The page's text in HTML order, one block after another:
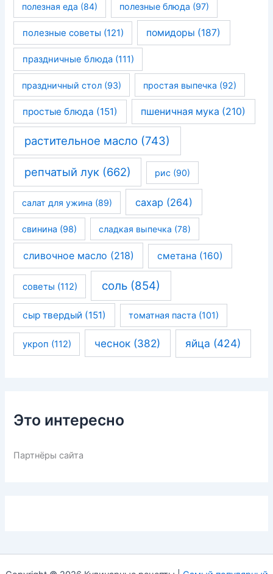
полезная еда (84) полезные блюда (97)
полезные советы (121) помидоры (187)
праздничные блюда(111)
праздничный стол (93) простая выпечка (92)
простые блюда (151) пшеничная мука (210)
растительное масло (743)
репчатый лук(662) рис (90)
салат для ужина (89) сахар (264)
свинина (98) сладкая выпечка (78)
сливочное масло (218) сметана (160)
советы (112) соль(854)
сыр твердый (151) томатная паста (101)
укроп (112) чеснок (382) яйца (424)
Это интересно
Партнёры сайта